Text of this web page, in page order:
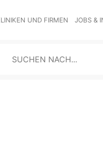
UND FIRMEN JOBS &